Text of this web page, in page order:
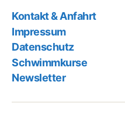
Kontakt & Anfahrt
Impressum
Datenschutz
Schwimmkurse
Newsletter